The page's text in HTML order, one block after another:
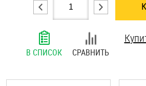
Штифты и пальцы
В СПИСОК СРАВНИТЬ